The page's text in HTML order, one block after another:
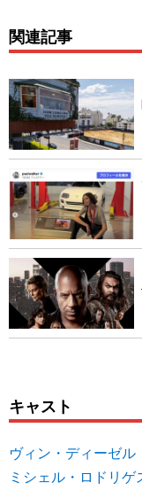
関連記事
キャスト
ヴィン・ディーゼル
ミシェル・ロドリゲ